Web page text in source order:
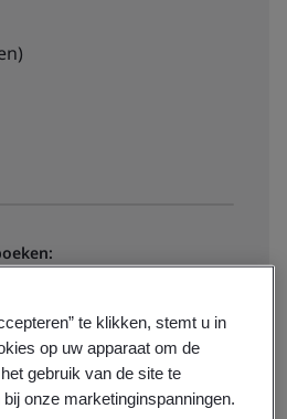
te klikken, stemt u in
op uw apparaat om de
gebruik van de site te
onze marketinginspanningen.